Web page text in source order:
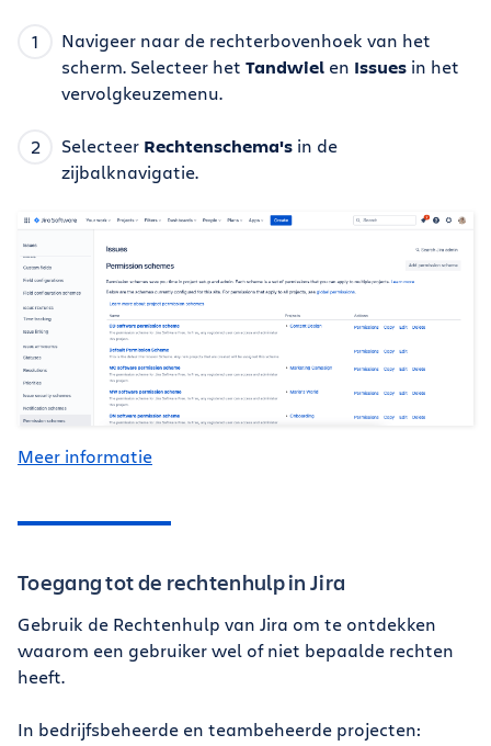
Navigeer naar de rechterbovenhoek van het
scherm. Selecteer het Tandwiel en Issues in het
vervolgkeuzemenu.
Selecteer Rechtenschema's in de
zijbalknavigatie.
Meer informatie
Toegang tot de rechtenhulp in Jira
Gebruik de Rechtenhulp van Jira om te ontdekken
waarom een gebruiker wel of niet bepaalde rechten
heeft.
In bedrijfsbeheerde en teambeheerde projecten: